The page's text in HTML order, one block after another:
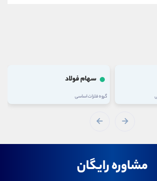
سهام فولاد
گروه فلزات اساسی
مشاوره رایگان